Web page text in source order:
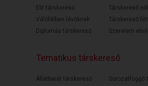
Elit társkereső
Válófélben lévőknek
Diplomás társkereső
Társkereső
Társkereső
Szerelem
Tematikus társkereső
Állatbarát társkereső
Sorozatfüggő